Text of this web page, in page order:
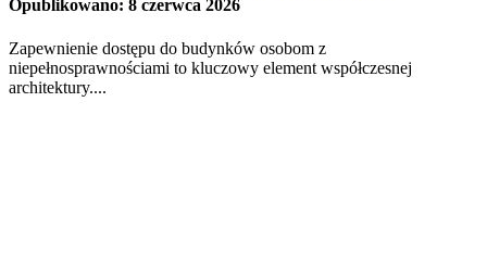
Opublikowano: 8 czerwca 2026
Zapewnienie dostępu do budynków osobom z
niepełnosprawnościami to kluczowy element współczesnej
architektury....